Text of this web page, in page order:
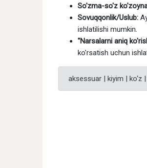
So'zma-so'z
Sovuqqonlik/Uslub:
ishlatilishi mumkin.
"Narsalarni aniq
ko'rsatish uchun
aksessuar | kiyim | ko‘z